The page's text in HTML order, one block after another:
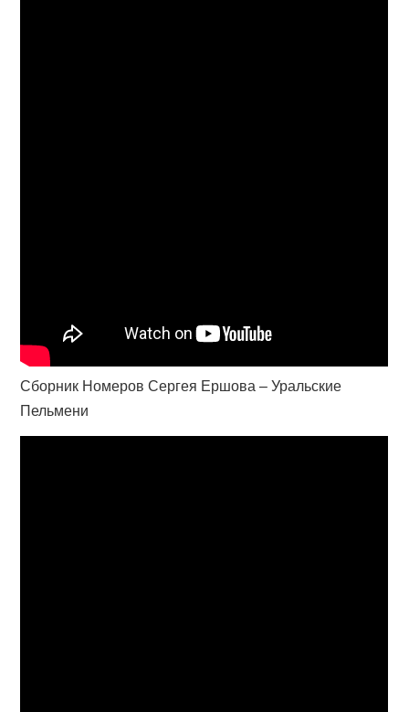
Сборник Номеров Сергея Ершова – Уральские
Пельмени